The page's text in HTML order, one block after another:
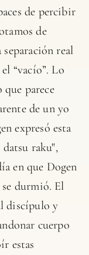
de percibir
de
real
“vacío”. Lo
parece
de un yo
expresó esta
raku",
en que Dogen
se durmió. El
discípulo y
cuerpo
estas